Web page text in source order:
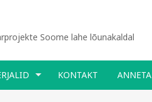
Soome lahe lõunakaldal
KONTAKT ANNETA